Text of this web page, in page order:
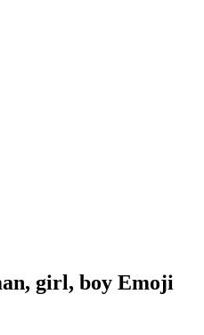
girl, boy Emoji